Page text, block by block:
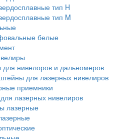
тип H
тип M
белые
для нивелоров и дальномеров
для лазерных нивелиров
приемники
лазерных нивелиров
лазерные